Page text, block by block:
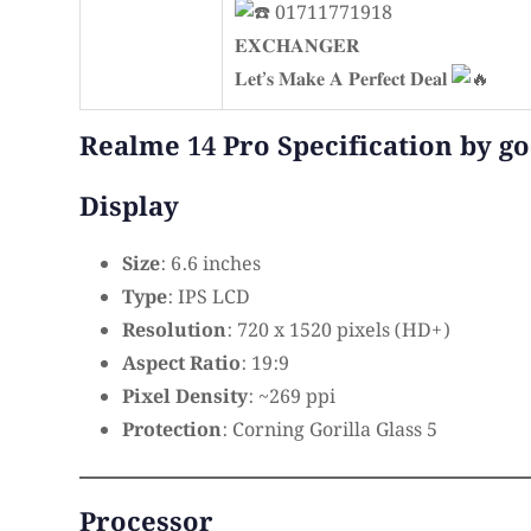
01711771918
𝐄𝐗𝐂𝐇𝐀𝐍𝐆𝐄𝐑
𝐋𝐞𝐭’𝐬 𝐌𝐚𝐤𝐞 𝐀 𝐏𝐞𝐫𝐟𝐞𝐜𝐭 𝐃𝐞𝐚𝐥
Realme 14 Pro Specification by
Display
Size: 6.6 inches
Type: IPS LCD
Resolution: 720 x 1520 pixels (HD+)
Aspect Ratio: 19:9
Pixel Density: ~269 ppi
Protection: Corning Gorilla Glass 5